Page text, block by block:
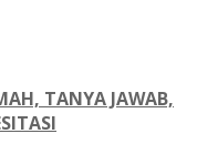
TANYA JAWAB,